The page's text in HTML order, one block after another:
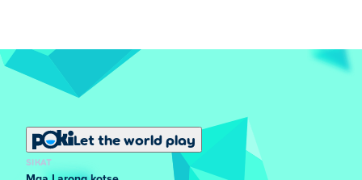
Let the world play
SIKAT